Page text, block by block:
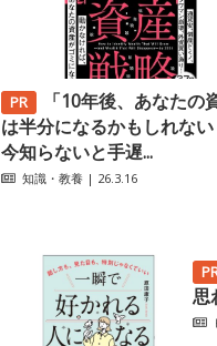
「10年後、あなたの
は半分になるかもしれな
今知らないと手遅...
知識・教養 | 26.3.16
思